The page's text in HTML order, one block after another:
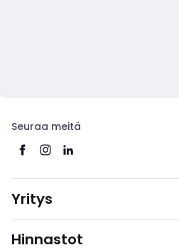
Seuraa meitä
Yritys
Hinnastot